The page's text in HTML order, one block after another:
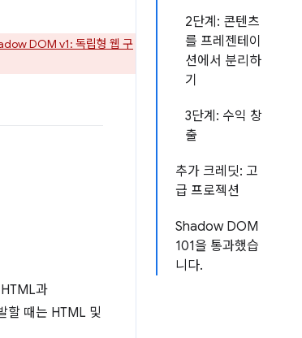
2단계: 콘텐츠
를 프레젠테이
션에서 분리하
기
3단계: 수익 창
출
추가 크레딧: 고
급 프로젝션
Shadow DOM
101을 통과했습
니다.
DOM v1: 독립형 웹 구
과
할 때는 HTML 및